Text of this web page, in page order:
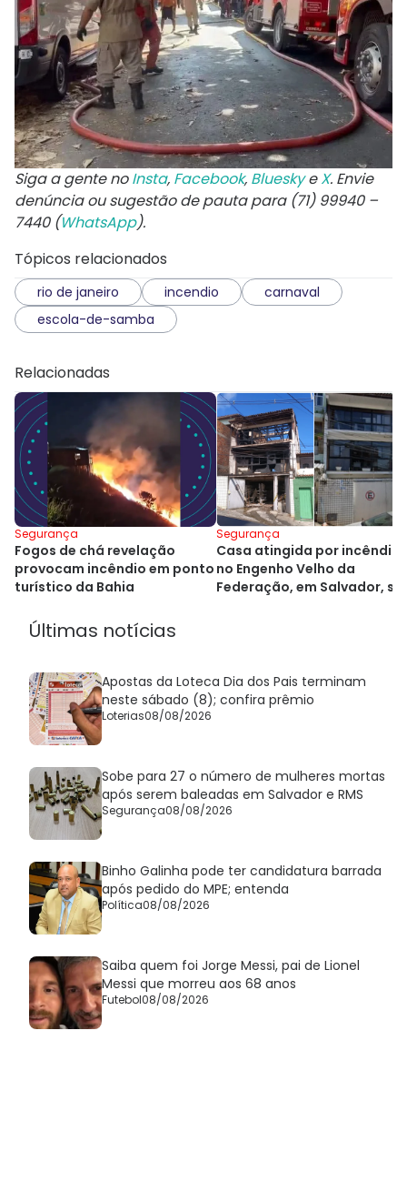
Siga a gente noInsta, Facebook, BlueskyeX. Envie
denúncia ou sugestão de pauta para (71) 99940 –
7440 (WhatsApp).
Tópicos relacionados
rio de janeiro incendio
carnaval
escola-de-samba
Relacionadas
Segurança
Fogos de chá revelação
provocam incêndio em ponto
turístico da Bahia
Segurança
Casa atingida por incêndio
no Engenho Velho da
Federação, em Salvador,
Últimas notícias
Apostas da Loteca Dia dos Pais terminam
neste sábado (8); confira prêmio
Loterias08/08/2026
Sobe para 27 o número de mulheres mortas
após serem baleadas em Salvador e RMS
Segurança08/08/2026
Binho Galinha pode ter candidatura barrada
após pedido do MPE; entenda
Política08/08/2026
Saiba quem foi Jorge Messi, pai de Lionel
Messi que morreu aos 68 anos
Futebol08/08/2026